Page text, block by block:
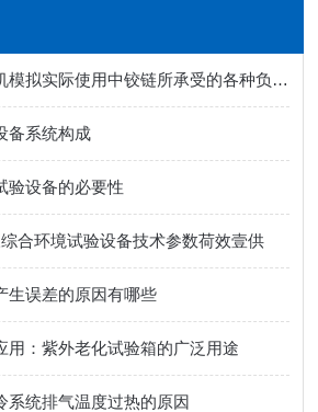
门铰链测试试验机模拟实际使用中铰链所承受的各种负载和应力
备系统构成
验设备的必要性
合环境试验设备技术参数荷效壹供
生误差的原因有哪些
用：紫外老化试验箱的广泛用途
系统排气温度过热的原因